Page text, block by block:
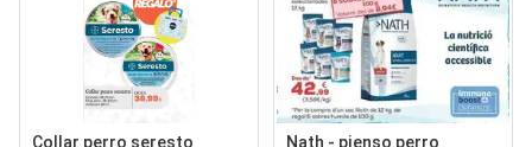
Collar perro seresto Nath - pienso perro